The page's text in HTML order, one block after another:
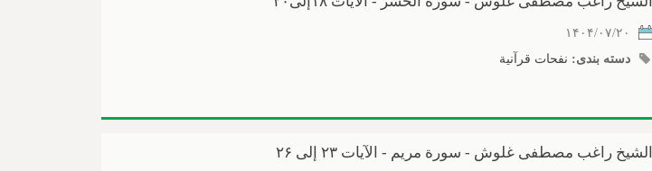
۱۴۰۴/۰۷/۲۰
دسته بندی: نفحات قرآنیة
الشیخ راغب مصطفی غلوش - سورة مریم - الآیات ۲۳ إلی ۲۶